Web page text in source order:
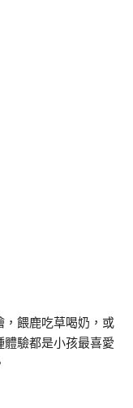
，餵鹿吃草喝奶，或
驗都是小孩最喜愛